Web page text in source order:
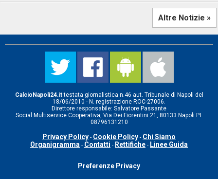
Altre Notizie »
CalcioNapoli24.ittestata giornalistica n.46 aut. Tribunale di Napoli del
18/06/2010 - N. registrazione ROC-27006.
Direttore responsabile: Salvatore Passante
Social Multiservice Cooperativa, Via Dei Fiorentini 21, 80133 Napoli P.I.
08796131210
Privacy Policy - Cookie Policy - Chi Siamo
Organigramma - Contatti - Rettifiche - Linee Guida
Preferenze Privacy